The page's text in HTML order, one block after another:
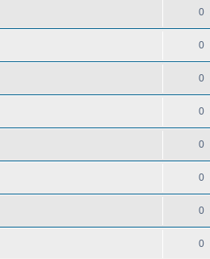
0
0
0
0
0
0
0
0